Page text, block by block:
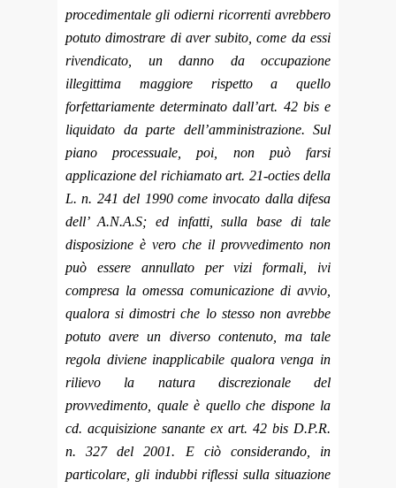
procedimentale gli odierni ricorrenti avrebbero
potuto dimostrare di aver subito, come da essi
rivendicato, un danno da occupazione
illegittima maggiore rispetto a quello
forfettariamente determinato dall’art. 42 bis e
liquidato da parte dell’amministrazione. Sul
piano processuale, poi, non può farsi
applicazione del richiamato art. 21-octies della
L. n. 241 del 1990 come invocato dalla difesa
dell’ A.N.A.S; ed infatti, sulla base di tale
disposizione è vero che il provvedimento non
può essere annullato per vizi formali, ivi
compresa la omessa comunicazione di avvio,
qualora si dimostri che lo stesso non avrebbe
potuto avere un diverso contenuto, ma tale
regola diviene inapplicabile qualora venga in
rilievo la natura discrezionale del
provvedimento, quale è quello che dispone la
cd. acquisizione sanante ex art. 42 bis D.P.R.
n. 327 del 2001. E ciò considerando, in
particolare, gli indubbi riflessi sulla situazione